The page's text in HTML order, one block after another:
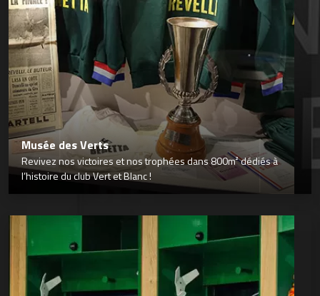
Musée des Verts
Revivez nos victoires et nos trophées dans 800m² dédiés à
l’histoire du club Vert et Blanc !